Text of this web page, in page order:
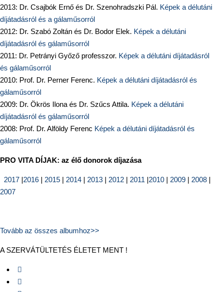
2013: Dr. Csajbók Ernő és Dr. Szenohradszki Pál. Képek a délutáni
díjátadásról és a gálaműsorról
2012: Dr. Szabó Zoltán és Dr. Bodor Elek. Képek a délutáni
díjátadásról és gálaműsorról
2011: Dr. Petrányi Győző professzor. Képek a délutáni díjátadásról
és gálaműsorról
2010: Prof. Dr. Perner Ferenc. Képek a délutáni díjátadásról és
gálaműsorról
2009: Dr. Ökrös Ilona és Dr. Szűcs Attila. Képek a délutáni
díjátadásról és gálaműsorról
2008: Prof. Dr. Alföldy Ferenc Képek a délutáni díjátadásról és
gálaműsorról
PRO VITA DÍJAK: az élő donorok díjazása
2017 |2016 | 2015 | 2014 | 2013 | 2012 | 2011 |2010 | 2009 | 2008 |
2007
Tovább az összes albumhoz>>
A SZERVÁTÜLTETÉS ÉLETET MENT !